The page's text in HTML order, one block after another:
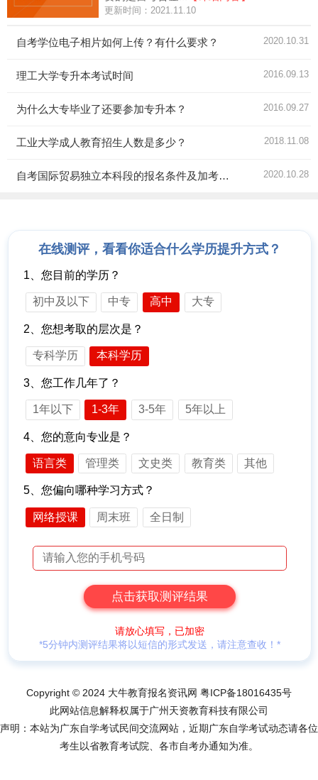
更新时间：2021.11.10
自考学位电子相片如何上传？有什么要求？ 2020.10.31
理工大学专升本考试时间 2016.09.13
为什么大专毕业了还要参加专升本？ 2016.09.27
工业大学成人教育招生人数是多少？ 2018.11.08
自考国际贸易独立本科段的报名条件及加考要求是什么？ 2020.10.28
在线测评，看看你适合什么学历提升方式？
1、您目前的学历？
初中及以下 中专 高中 大专
2、您想考取的层次是？
专科学历 本科学历
3、您工作几年了？
1年以下 1-3年 3-5年 5年以上
4、您的意向专业是？
语言类 管理类 文史类 教育类 其他
5、您偏向哪种学习方式？
网络授课 周末班 全日制
请放心填写，已加密
*5分钟内测评结果将以短信的形式发送，请注意查收！*
Copyright © 2024 大牛教育报名资讯网 粤ICP备18016435号
此网站信息解释权属于广州天资教育科技有限公司
声明：本站为广东自学考试民间交流网站，近期广东自学考试动态请各位
考生以省教育考试院、各市自考办通知为准。